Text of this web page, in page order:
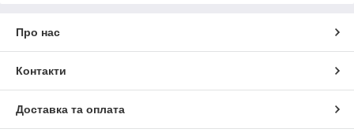
Про нас
Контакти
Доставка та оплата